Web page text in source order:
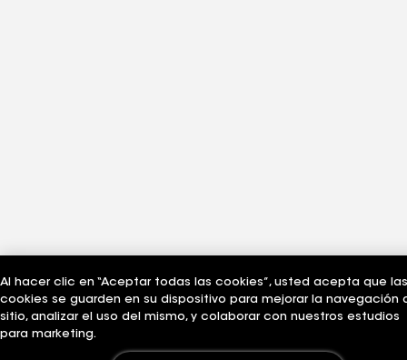
Al hacer clic en “Aceptar todas las cookies”, usted acepta que las
cookies se guarden en su dispositivo para mejorar la navegación
sitio, analizar el uso del mismo, y colaborar con nuestros estudios
para marketing.